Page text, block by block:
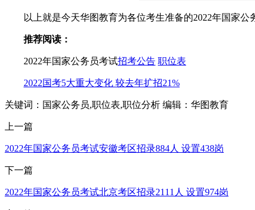
以上就是今天华图教育为各位考生准备的2022年国家
推荐阅读：
2022年国家公务员考试招考公告 职位表
2022国考5大重大变化 较去年扩招21%
关键词：国家公务员,职位表,职位分析 编辑：华图教育
上一篇
2022年国家公务员考试安徽考区招录884人 设置438岗
下一篇
2022年国家公务员考试北京考区招录2111人 设置974岗